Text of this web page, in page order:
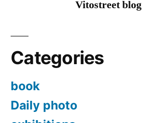
exposent
Vitostreet blog
Categories
book
Daily photo